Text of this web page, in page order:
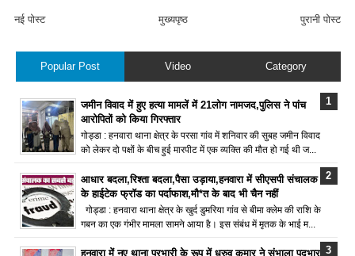
नई पोस्ट पुरानी पोस्ट
मुख्यपृष्ठ
Popular Post Video Category
जमीन विवाद में हुए हत्या मामलें में 21लोग नामजद,पुलिस ने पांच
आरोपितों को किया गिरफ्तार
गोड्डा : हनवारा थाना क्षेत्र के परसा गांव में शनिवार की सुबह जमीन विवाद
को लेकर दो पक्षों के बीच हुई मारपीट में एक व्यक्ति की मौत हो गई थी ज...
आधार बदला,रिश्ता बदला,पैसा उड़ाया,हनवारा में सीएसपी संचालक
के हाईटेक फ्रॉड का पर्दाफाश,मौ*त के बाद भी चैन नहीं
गोड्डा : हनवारा थाना क्षेत्र के खुर्द डुमरिया गांव से बीमा क्लेम की राशि के
गबन का एक गंभीर मामला सामने आया है। इस संबंध में मृतक के भाई म...
हनवारा में नए थाना प्रभारी के रूप में ध्रुव कुमार ने संभाला पदभार